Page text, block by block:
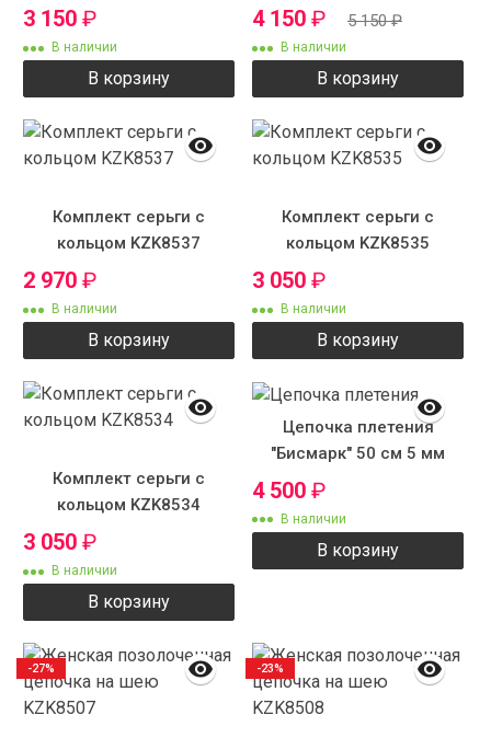
3 150 ₽
В наличии
В корзину
4 150 ₽ 5 150₽
В наличии
В корзину
Комплект серьги с
кольцом KZK8537
2 970 ₽
В наличии
В корзину
Комплект серьги с
кольцом KZK8535
3 050 ₽
В наличии
В корзину
Комплект серьги с
кольцом KZK8534
3 050 ₽
В наличии
В корзину
Цепочка плетения
"Бисмарк" 50 см 5 мм
4 500 ₽
В наличии
В корзину
-27% -23%